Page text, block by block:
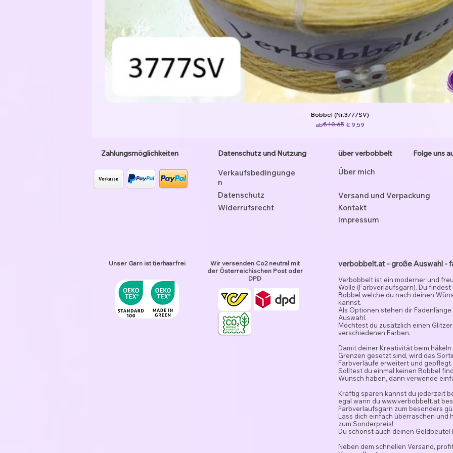
Bobbel (Nr.3777SV)
ab
Standardpreis
€ 10,65 € 9,59
Sale-Preis
Zahlungsmöglichkeiten Datenschutz und Nutzung
Verkaufsbedingunge
n
Datenschutz
Widerrufsrecht
Unser Garn ist tierhaarfrei
Wir versenden Co2 neutral mit
der Österreichischen Post oder
DPD
über verbobbelt
Über mich
Folge uns
Versand und Verpackung
Kontakt
Impressum
verbobbelt.at - große Auswahl -
Verbobbelt ist ein moderner und
Wolle (Farbverlaufsgarn). Du
Bobbel welche du nach deinen
kannst.
Als Optionen stehen dir
Auswahl.
Möchtest du zusätzlich einen
verschiedenen Farben.
Damit deiner Kreativität beim
Grenzen gesetzt sind, wird das
Farbverläufe erweitert und gepflegt.
Solltest du einmal keinen Bobbel
Wunsch haben, dann verwende
Kräftig sparen kannst du jederzeit
egal wann du www.verbobbelt.at
Farbverlaufsgarn zum besonders
Lass dich einfach überraschen und
zum Sonderpreis!
Du schonst auch deinen
Neben dem schnellen Versand,